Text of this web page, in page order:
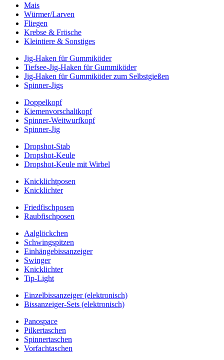
Mais
Würmer/Larven
Fliegen
Krebse & Frösche
Kleintiere & Sonstiges
Jig-Haken für Gummiköder
Tiefsee-Jig-Haken für Gummiköder
Jig-Haken für Gummiköder zum Selbstgießen
Spinner-Jigs
Doppelkopf
Kiemenvorschaltkopf
Spinner-Weitwurfkopf
Spinner-Jig
Dropshot-Stab
Dropshot-Keule
Dropshot-Keule mit Wirbel
Knicklichtposen
Knicklichter
Friedfischposen
Raubfischposen
Aalglöckchen
Schwingspitzen
Einhängebissanzeiger
Swinger
Knicklichter
Tip-Light
Einzelbissanzeiger (elektronisch)
Bissanzeiger-Sets (elektronisch)
Panospace
Pilkertaschen
Spinnertaschen
Vorfachtaschen